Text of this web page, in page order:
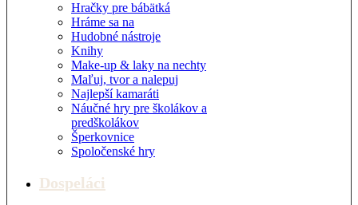
Hračky pre bábätká
Hráme sa na
Hudobné nástroje
Knihy
Make-up & laky na nechty
Maľuj, tvor a nalepuj
Najlepší kamaráti
Náučné hry pre školákov a
predškolákov
Šperkovnice
Spoločenské hry
Dospeláci